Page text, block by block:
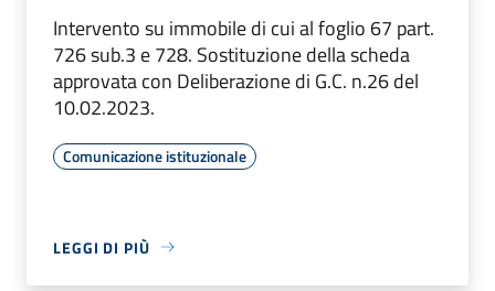
Intervento su immobile di cui al foglio 67 part.
726 sub.3 e 728. Sostituzione della scheda
approvata con Deliberazione di G.C. n.26 del
10.02.2023.
Comunicazione istituzionale
LEGGI DI PIÙ